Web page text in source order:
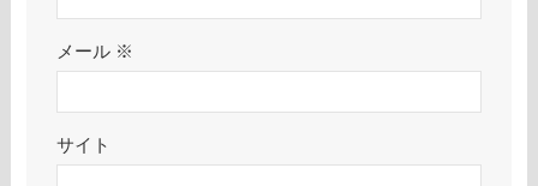
メール ※
サイト